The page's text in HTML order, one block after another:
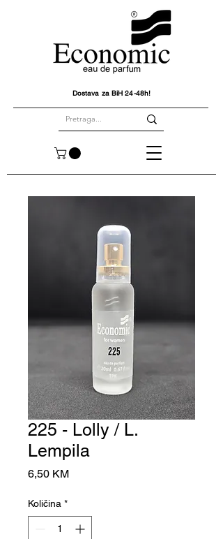
Dostava za BiH 24-48h!
225 - Lolly / L.
Lempila
6,50 KMCijena
Količina *